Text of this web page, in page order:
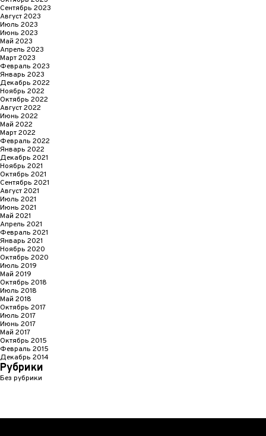
Сентябрь 2023
Август 2023
Июль 2023
Июнь 2023
Май 2023
Апрель 2023
Март 2023
Февраль 2023
Январь 2023
Декабрь 2022
Ноябрь 2022
Октябрь 2022
Август 2022
Июнь 2022
Май 2022
Март 2022
Февраль 2022
Январь 2022
Декабрь 2021
Ноябрь 2021
Октябрь 2021
Сентябрь 2021
Август 2021
Июль 2021
Июнь 2021
Май 2021
Апрель 2021
Февраль 2021
Январь 2021
Ноябрь 2020
Октябрь 2020
Июль 2019
Май 2019
Октябрь 2018
Июль 2018
Май 2018
Октябрь 2017
Июль 2017
Июнь 2017
Май 2017
Октябрь 2015
Февраль 2015
Декабрь 2014
Рубрики
Без рубрики